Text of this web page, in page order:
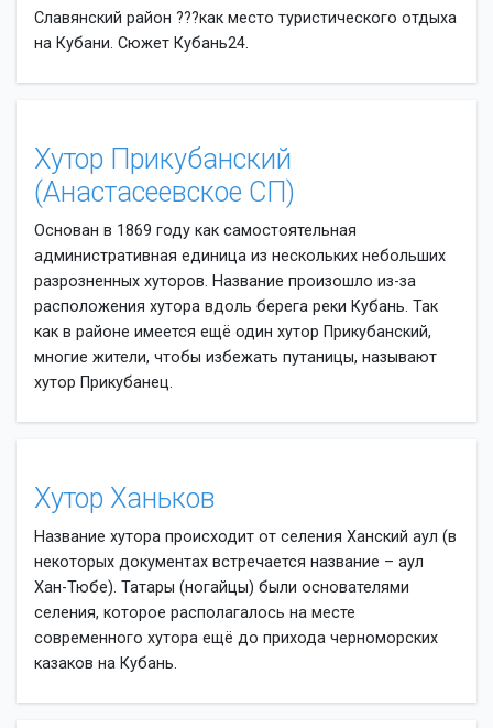
Славянский район ???как место туристического отдыха
на Кубани. Сюжет Кубань24.
Хутор Прикубанский
(Анастасеевское СП)
Основан в 1869 году как самостоятельная
административная единица из нескольких небольших
разрозненных хуторов. Название произошло из-за
расположения хутора вдоль берега реки Кубань. Так
как в районе имеется ещё один хутор Прикубанский,
многие жители, чтобы избежать путаницы, называют
хутор Прикубанец.
Хутор Ханьков
Название хутора происходит от селения Ханский аул (в
некоторых документах встречается название – аул
Хан-Тюбе). Татары (ногайцы) были основателями
селения, которое располагалось на месте
современного хутора ещё до прихода черноморских
казаков на Кубань.